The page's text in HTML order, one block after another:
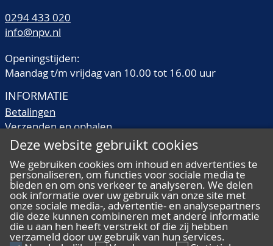
0294 433 020
info@npv.nl
Openingstijden:
Maandag t/m vrijdag van 10.00 tot 16.00 uur
INFORMATIE
Betalingen
Verzenden en ophalen
Veilingtermen
Kwaliteitsomschrijvingen
Veelgestelde vragen
Deze website gebruikt cookies
We gebruiken cookies om inhoud en advertenties te
personaliseren, om functies voor sociale media te
bieden en om ons verkeer te analyseren. We delen
ook informatie over uw gebruik van onze site met
onze sociale media-, advertentie- en analysepartners
die deze kunnen combineren met andere informatie
die u aan hen heeft verstrekt of die zij hebben
verzameld door uw gebruik van hun services.